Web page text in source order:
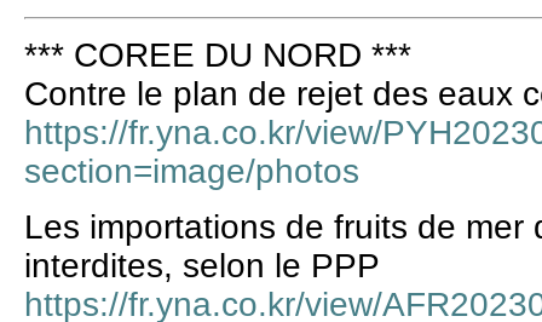
*** COREE DU NORD ***
Contre le plan de rejet des eaux
https://fr.yna.co.kr/view/
section=image/photos
Les importations de fruits de mer
interdites, selon le PPP
https://fr.yna.co.kr/view/